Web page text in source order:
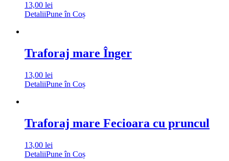
13,00 lei
DetaliiPune în Coș
Traforaj mare Înger
13,00 lei
DetaliiPune în Coș
Traforaj mare Fecioara cu pruncul
13,00 lei
DetaliiPune în Coș